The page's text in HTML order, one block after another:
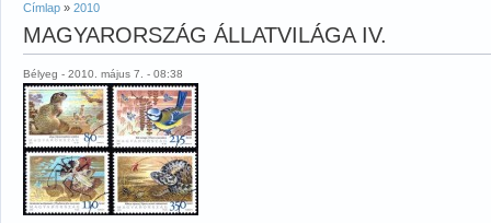
Címlap » 2010
MAGYARORSZÁG ÁLLATVILÁGA IV.
Bélyeg - 2010. május 7. - 08:38